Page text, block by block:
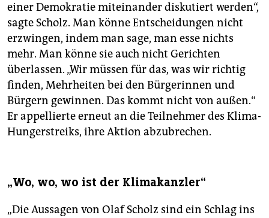
einer Demokratie miteinander diskutiert werden“,
sagte Scholz. Man könne Entscheidungen nicht
erzwingen, indem man sage, man esse nichts
mehr. Man könne sie auch nicht Gerichten
überlassen. „Wir müssen für das, was wir richtig
finden, Mehrheiten bei den Bürgerinnen und
Bürgern gewinnen. Das kommt nicht von außen.“
Er appellierte erneut an die Teilnehmer des Klima-
Hungerstreiks, ihre Aktion abzubrechen.
„Wo, wo, wo ist der Klimakanzler“
„Die Aussagen von Olaf Scholz sind ein Schlag ins